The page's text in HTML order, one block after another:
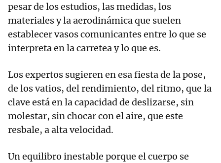
pesar de los estudios, las medidas, los
materiales y la aerodinámica que suelen
establecer vasos comunicantes entre lo que se
interpreta en la carretea y lo que es.
Los expertos sugieren en esa fiesta de la pose,
de los vatios, del rendimiento, del ritmo, que la
clave está en la capacidad de deslizarse, sin
molestar, sin chocar con el aire, que este
resbale, a alta velocidad.
Un equilibro inestable porque el cuerpo se